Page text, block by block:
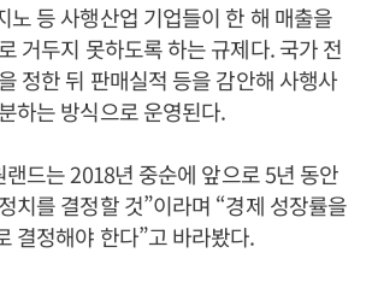
노 등 사행산업 기업들이 한 해 매출을
거두지 못하도록 하는 규제다. 국가 전
정한 뒤 판매실적 등을 감안해 사행사
하는 방식으로 운영된다.
드는 2018년 중순에 앞으로 5년 동안
치를 결정할 것”이라며 “경제 성장률을
결정해야 한다”고 바라봤다.